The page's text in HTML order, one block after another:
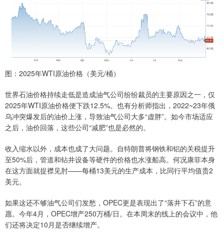
图：2025年WTI原油价格（美元/桶）
世界石油价格持续走低是造成油气公司纷纷裁员的主要原因之一，仅
2025年WTI原油价格便下跌12.5%。也有分析师指出，2022~23年俄
乌冲突爆发后的油价上涨，导致油气公司大多“虚胖”。如今市场适应
之后，油价回落，这些公司“减肥”也是必然的。
收入缩水以外，成本也成了大问题。自特朗普将钢铁和铝的关税提升
至50%后，管道和钻井设备等硬件的价格也水涨船高。何况康菲本身
在这方面就捉襟见肘——每桶13美元的生产成本，比同行平均值贵2
美元。
如果这还不够油气公司们发愁，OPEC更是表现出了“落井下石”的意
愿。今年4月，OPEC增产250万桶/日。在本周末的线上的会议中，他
们还将决定10月是否继续增产。